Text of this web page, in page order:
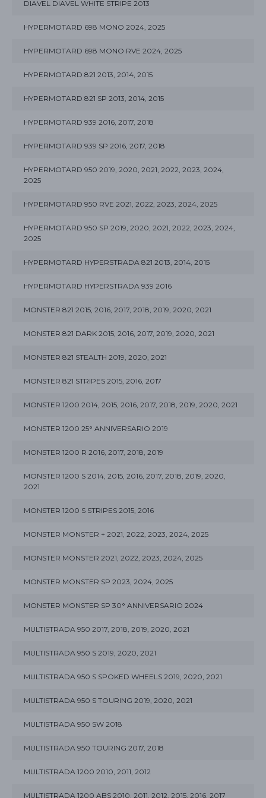
DIAVEL DIAVEL WHITE STRIPE 2013
HYPERMOTARD 698 MONO 2024, 2025
HYPERMOTARD 698 MONO RVE 2024, 2025
HYPERMOTARD 821 2013, 2014, 2015
HYPERMOTARD 821 SP 2013, 2014, 2015
HYPERMOTARD 939 2016, 2017, 2018
HYPERMOTARD 939 SP 2016, 2017, 2018
HYPERMOTARD 950 2019, 2020, 2021, 2022, 2023, 2024,
2025
HYPERMOTARD 950 RVE 2021, 2022, 2023, 2024, 2025
HYPERMOTARD 950 SP 2019, 2020, 2021, 2022, 2023, 2024,
2025
HYPERMOTARD HYPERSTRADA 821 2013, 2014, 2015
HYPERMOTARD HYPERSTRADA 939 2016
MONSTER 821 2015, 2016, 2017, 2018, 2019, 2020, 2021
MONSTER 821 DARK 2015, 2016, 2017, 2019, 2020, 2021
MONSTER 821 STEALTH 2019, 2020, 2021
MONSTER 821 STRIPES 2015, 2016, 2017
MONSTER 1200 2014, 2015, 2016, 2017, 2018, 2019, 2020, 2021
MONSTER 1200 25° ANNIVERSARIO 2019
MONSTER 1200 R 2016, 2017, 2018, 2019
MONSTER 1200 S 2014, 2015, 2016, 2017, 2018, 2019, 2020,
2021
MONSTER 1200 S STRIPES 2015, 2016
MONSTER MONSTER + 2021, 2022, 2023, 2024, 2025
MONSTER MONSTER 2021, 2022, 2023, 2024, 2025
MONSTER MONSTER SP 2023, 2024, 2025
MONSTER MONSTER SP 30° ANNIVERSARIO 2024
MULTISTRADA 950 2017, 2018, 2019, 2020, 2021
MULTISTRADA 950 S 2019, 2020, 2021
MULTISTRADA 950 S SPOKED WHEELS 2019, 2020, 2021
MULTISTRADA 950 S TOURING 2019, 2020, 2021
MULTISTRADA 950 SW 2018
MULTISTRADA 950 TOURING 2017, 2018
MULTISTRADA 1200 2010, 2011, 2012
MULTISTRADA 1200 ABS 2010, 2011, 2012, 2015, 2016, 2017